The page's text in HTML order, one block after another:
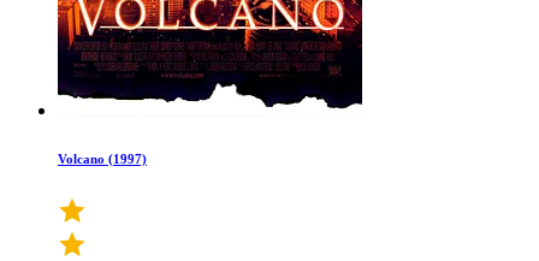
Volcano (1997)